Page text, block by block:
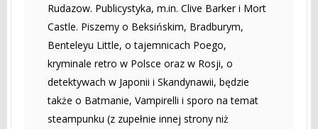
Rudazow. Publicystyka, m.in. Clive Barker i Mort
Castle. Piszemy o Beksińskim, Bradburym,
Benteleyu Little, o tajemnicach Poego,
kryminale retro w Polsce oraz w Rosji, o
detektywach w Japonii i Skandynawii, będzie
także o Batmanie, Vampirelli i sporo na temat
steampunku (z zupełnie innej strony niż